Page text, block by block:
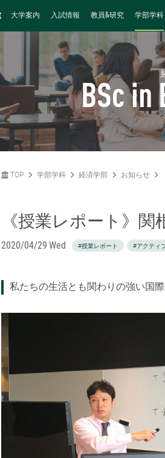
H
大学案内 入試情報 教員&研究 学部学科
BSc in
TOP 学部学科 経済学部 お知らせ
《授業レポート》関
2020/04/29 Wed #授業レポート #アクティ
私たちの生活とも関わりの強い国